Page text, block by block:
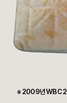
※ 2009년 WBC 2